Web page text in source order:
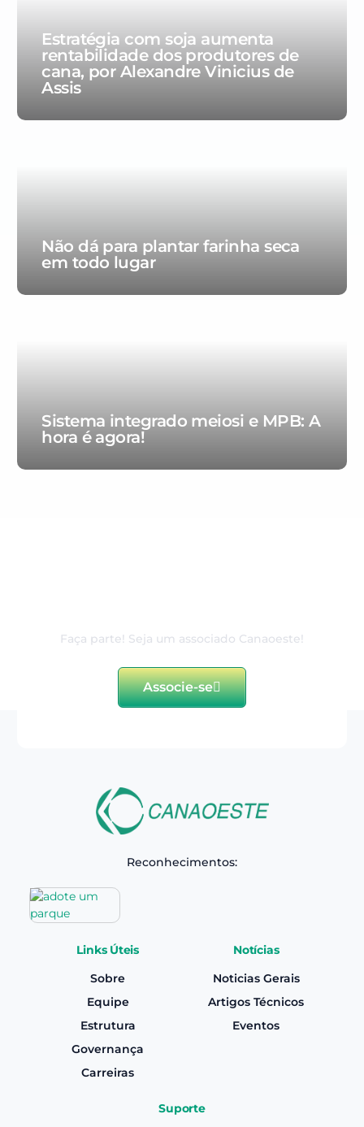
Estratégia com soja aumenta
rentabilidade dos produtores de
cana, por Alexandre Vinicius de
Assis
Não dá para plantar farinha seca
em todo lugar
Sistema integrado meiosi e MPB: A
hora é agora!
Faça parte! Seja um associado Canaoeste!
Associe-se
Reconhecimentos:
Links Úteis
Sobre
Equipe
Estrutura
Governança
Carreiras
Notícias
Noticias Gerais
Artigos Técnicos
Eventos
Suporte